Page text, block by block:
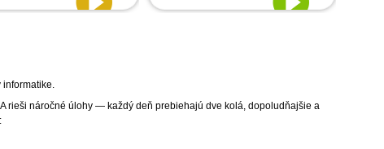
informatike.
rieši náročné úlohy — každý deň prebiehajú dve kolá, dopoludňajšie a